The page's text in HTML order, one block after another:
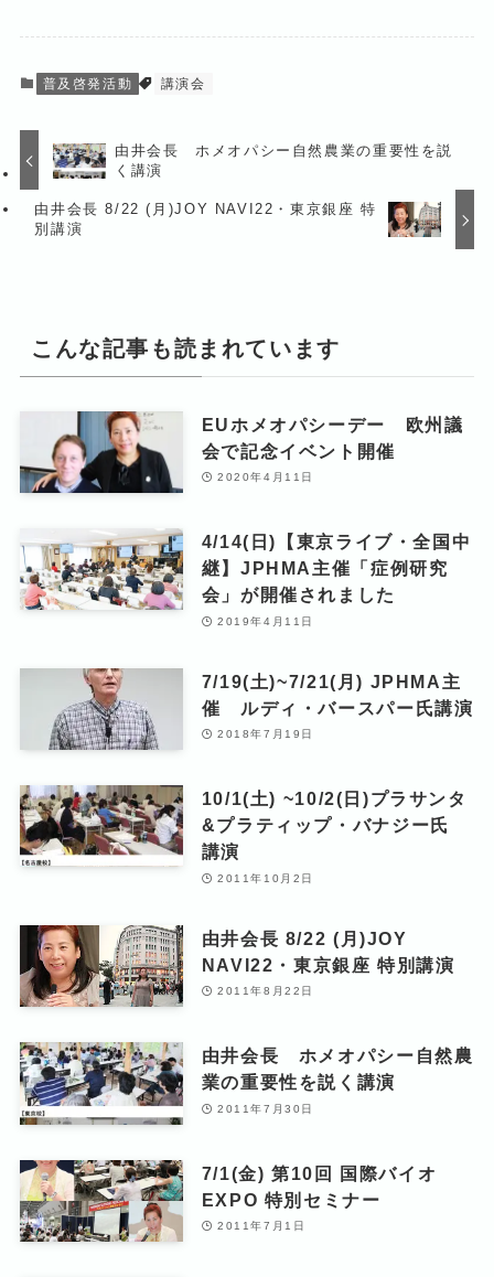
普及啓発活動 講演会
由井会長 ホメオパシー自然農業の重要性を説
く講演
由井会長 8/22 (月)JOY NAVI22・東京銀座 特
別講演
こんな記事も読まれています
EUホメオパシーデー 欧州議
会で記念イベント開催
2020年4月11日
4/14(日)【東京ライブ・全国中
継】JPHMA主催「症例研究
会」が開催されました
2019年4月11日
7/19(土)~7/21(月) JPHMA主
催 ルディ・バースパー氏講演
2018年7月19日
10/1(土) ~10/2(日)プラサンタ
&プラティップ・バナジー氏
講演
2011年10月2日
由井会長 8/22 (月)JOY
NAVI22・東京銀座 特別講演
2011年8月22日
由井会長 ホメオパシー自然農
業の重要性を説く講演
2011年7月30日
7/1(金) 第10回 国際バイオ
EXPO 特別セミナー
2011年7月1日